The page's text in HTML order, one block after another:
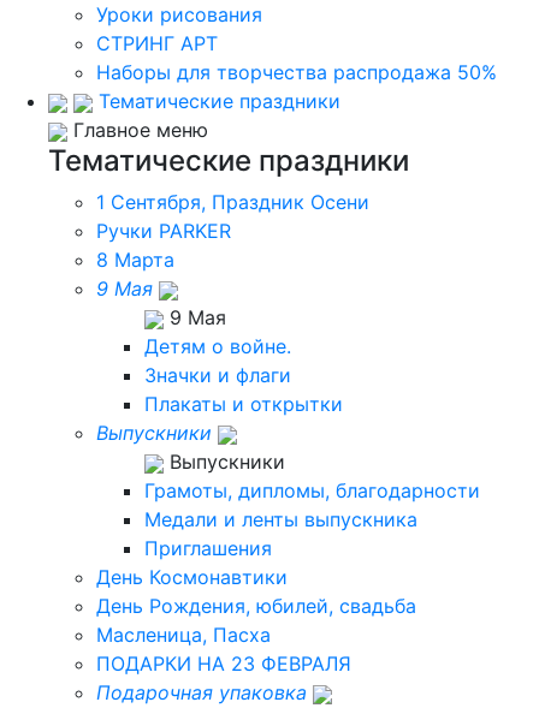
Уроки рисования
СТРИНГ АРТ
Наборы для творчества распродажа 50%
Тематические праздники
Главное меню
Тематические праздники
1 Сентября, Праздник Осени
Ручки PARKER
8 Марта
9 Мая
9 Мая
Детям о войне.
Значки и флаги
Плакаты и открытки
Выпускники
Выпускники
Грамоты, дипломы, благодарности
Медали и ленты выпускника
Приглашения
День Космонавтики
День Рождения, юбилей, свадьба
Масленица, Пасха
ПОДАРКИ НА 23 ФЕВРАЛЯ
Подарочная упаковка